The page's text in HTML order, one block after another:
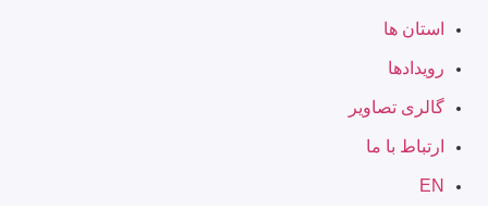
استان ها
رویدادها
گالری تصاویر
ارتباط با ما
EN